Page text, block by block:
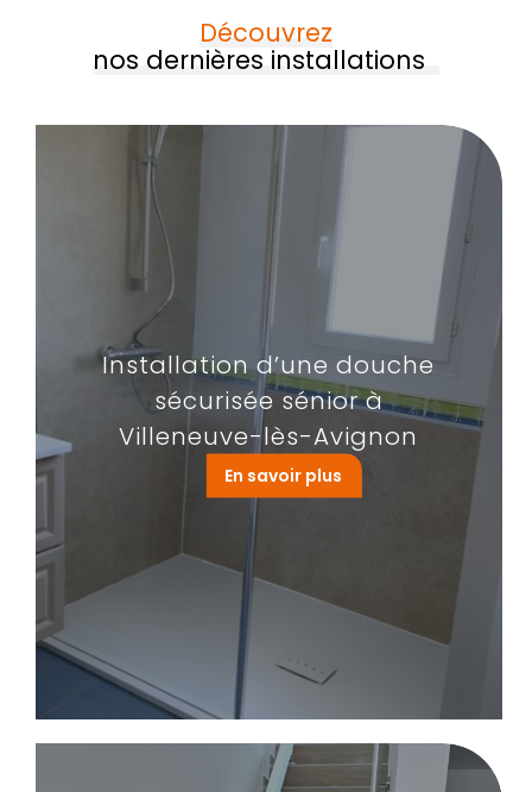
Découvrez
nos dernières installations
Installation d’une douche
sécurisée sénior à
Villeneuve-lès-Avignon
En savoir plus